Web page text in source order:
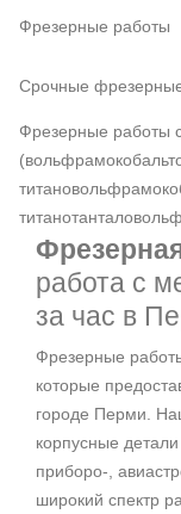
Фрезерные работы
Срочные
Фрезерные работы
работа с
за час в
Фрезерные
которые
городе Перми.
корпусные
приборо-,
широкий спектр